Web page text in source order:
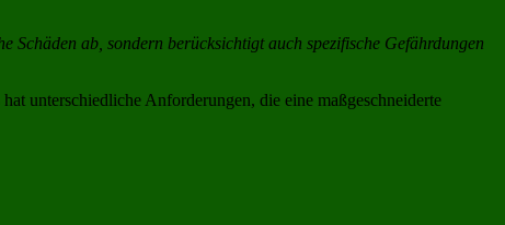
Schäden ab, sondern berücksichtigt auch spezifische Gefährdungen
unterschiedliche Anforderungen, die eine maßgeschneiderte